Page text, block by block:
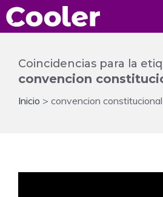
Saltar
al
Coincidencias para la
convencion
Inicio > convencion constitucional